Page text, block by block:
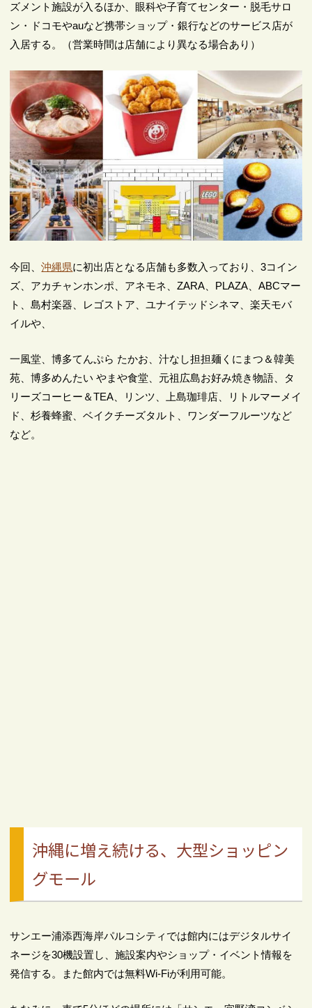
ズメント施設が入るほか、眼科や子育てセンター・脱毛サロ
ン・ドコモやauなど携帯ショップ・銀行などのサービス店が
入居する。（営業時間は店舗により異なる場合あり）
今回、沖縄県に初出店となる店舗も多数入っており、3コイン
ズ、アカチャンホンポ、アネモネ、ZARA、PLAZA、ABCマー
ト、島村楽器、レゴストア、ユナイテッドシネマ、楽天モバ
イルや、
一風堂、博多てんぷら たかお、汁なし担担麺くにまつ＆韓美
苑、博多めんたい やまや食堂、元祖広島お好み焼き物語、タ
リーズコーヒー＆TEA、リンツ、上島珈琲店、リトルマーメイ
ド、杉養蜂蜜、ベイクチーズタルト、ワンダーフルーツなど
など。
沖縄に増え続ける、大型ショッピン
グモール
サンエー浦添西海岸パルコシティでは館内にはデジタルサイ
ネージを30機設置し、施設案内やショップ・イベント情報を
発信する。また館内では無料Wi-Fiが利用可能。